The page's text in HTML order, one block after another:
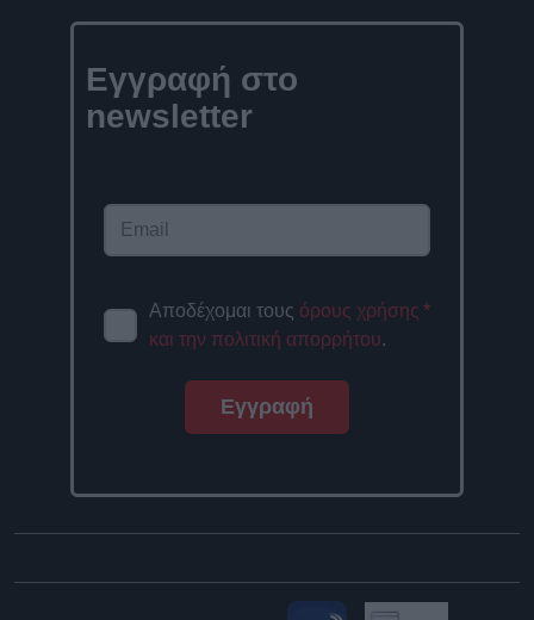
Εγγραφή στο
newsletter
Αποδέχομαι τους όρους χρήσης
και την πολιτική απορρήτου.
*
Εγγραφή